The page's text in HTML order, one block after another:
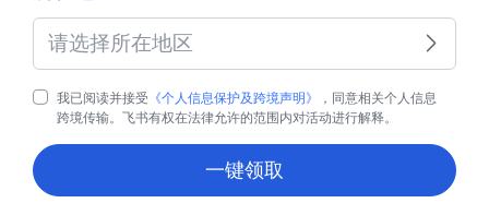
请选择所在地区
我已阅读并接受 《个人信息保护及跨境声明》
，同意相关个人信息
跨境传输。飞书有权在法律允许的范围内对活动进行解释。
一键领取